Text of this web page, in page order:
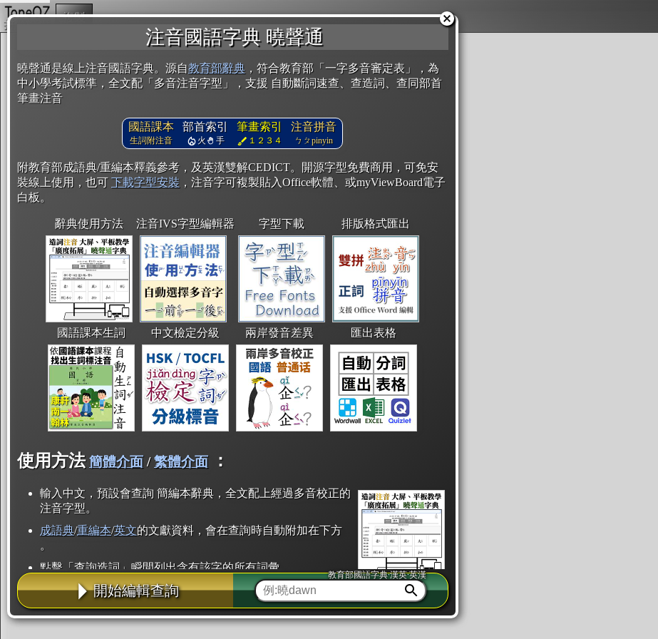
注音國語字典 曉聲通
曉聲通是線上注音國語字典。源自教育部辭典 ，符合教育部「一字多音審定表」，為
中小學考試標準，全文配「多音注音字型」，支援 自動斷詞速查、查造詞、查同部首
筆畫注音
國語課本
生詞附注音
部首索引
火 手
筆畫索引
１２３４
注音拼音
ㄅㄆpinyin
附教育部成語典/重編本釋義參考，及英漢雙解CEDICT。開源字型免費商用，可免安
裝線上使用，也可 下載字型安裝 ，注音字可複製貼入Office軟體、或myViewBoard電子
白板。
辭典使用方法 注音IVS字型編輯器 字型下載 排版格式匯出
國語課本生詞 中文檢定分級 兩岸發音差異 匯出表格
使用方法 簡體介面/繁體介面 ：
輸入中文，預設會查詢 簡編本辭典，全文配上經過多音校正的
注音字型。
成語典/重編本/英文的文獻資料，會在查詢時自動附加在下方
。
點擊「查詢造詞」瞬間列出含有該字的所有詞彙。
點「部首」瞬間列出所有「同部首字」。也支援查詢「同注音」或「同筆畫」。
辭典解釋的全文都經過自動斷詞，點擊便可瞬間「連續查詢」此字詞的解釋，不
用手動重複輸入。
開始編輯查詢
教育部國語字典·漢英·英漢
複製